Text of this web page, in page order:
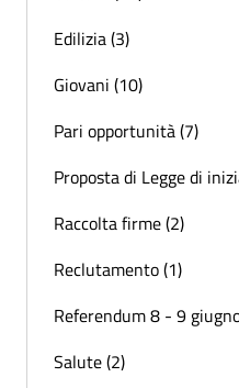
Edilizia (3)
Giovani (10)
Pari opportunità (7)
Proposta di Legge di
Raccolta firme (2)
Reclutamento (1)
Referendum 8 - 9
Salute (2)